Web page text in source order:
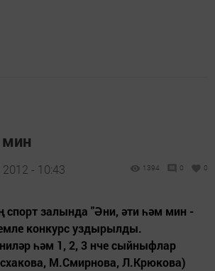
- 10:43 1394 0 0
спорт залында "Әни, әти һәм мин -
конкурс уздырылды.
һәм 1, 2, 3 нче сыйныфлар
М.Смирнова, Л.Крюкова)